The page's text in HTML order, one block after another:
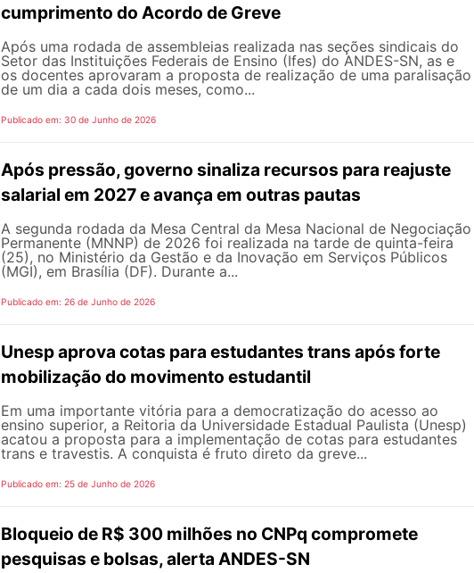
cumprimento do Acordo de Greve
Após uma rodada de assembleias realizada nas seções sindicais do
Setor das Instituições Federais de Ensino (Ifes) do ANDES-SN, as e
os docentes aprovaram a proposta de realização de uma paralisação
de um dia a cada dois meses, como...
Publicado em: 30 de Junho de 2026
Após pressão, governo sinaliza recursos para reajuste
salarial em 2027 e avança em outras pautas
A segunda rodada da Mesa Central da Mesa Nacional de Negociação
Permanente (MNNP) de 2026 foi realizada na tarde de quinta-feira
(25), no Ministério da Gestão e da Inovação em Serviços Públicos
(MGI), em Brasília (DF). Durante a...
Publicado em: 26 de Junho de 2026
Unesp aprova cotas para estudantes trans após forte
mobilização do movimento estudantil
Em uma importante vitória para a democratização do acesso ao
ensino superior, a Reitoria da Universidade Estadual Paulista (Unesp)
acatou a proposta para a implementação de cotas para estudantes
trans e travestis. A conquista é fruto direto da greve...
Publicado em: 25 de Junho de 2026
Bloqueio de R$ 300 milhões no CNPq compromete
pesquisas e bolsas, alerta ANDES-SN